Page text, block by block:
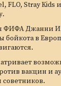
FLO, Stray
ФИФА Джанни
бойкота в
вакцин и